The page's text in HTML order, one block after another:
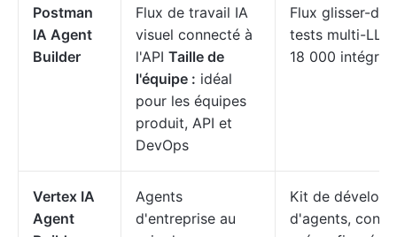
Postman
IA Agent
Builder
Flux de travail IA
visuel connecté à
l'API Taille de
l'équipe : idéal
pour les équipes
produit, API et
DevOps
Flux glisser-
tests multi-
18 000
Vertex IA
Agent
Agents
d'entreprise au
Kit de
d'agents,